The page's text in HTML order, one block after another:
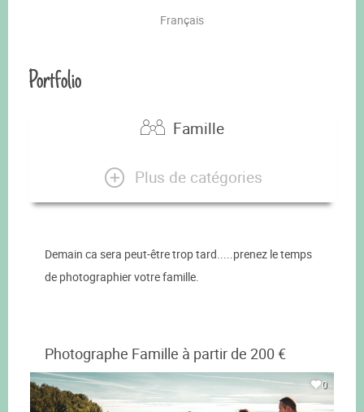
Français
Portfolio
Famille
Plus de catégories
Demain ca sera peut-être trop tard.....prenez le temps
de photographier votre famille.
Photographe Famille à partir de 200 €
0